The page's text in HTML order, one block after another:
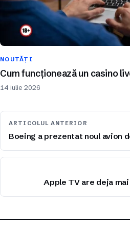
NOUTĂȚI
Cum funcționează un casino
14 iulie 2026
ARTICOLUL ANTERIOR
Boeing a prezentat noul avion
Apple TV are deja